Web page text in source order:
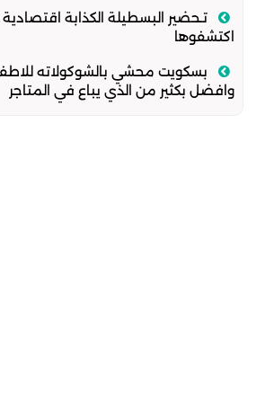
تـحضير البسطيلة الكذابة
اكتشفوها
بسكويت محشي بالشوكولاته
وافضل بكثير من الذي يباع في المتاجر